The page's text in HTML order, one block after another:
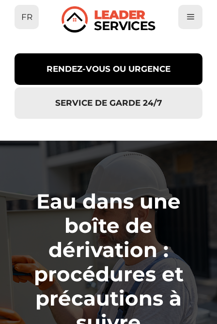
FR
RENDEZ-VOUS OU URGENCE
SERVICE DE GARDE 24/7
Eau dans une
boîte de
dérivation :
procédures et
précautions à